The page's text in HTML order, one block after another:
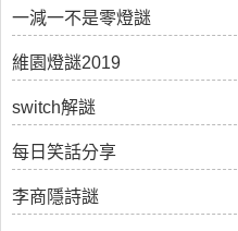
一減一不是零燈謎
維園燈謎2019
switch解謎
每日笑話分享
李商隱詩謎